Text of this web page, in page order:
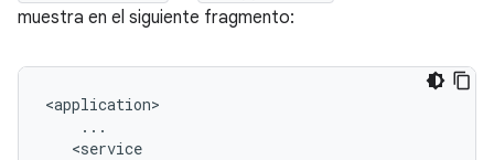
muestra en el siguiente fragmento: